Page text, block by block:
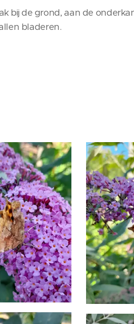
bij de grond, aan de
bladeren.